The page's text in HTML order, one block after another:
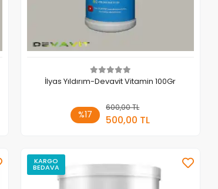
İlyas Yıldırım-Devavit Vitamin 100Gr
%17
600,00 TL
500,00 TL
Sepete Ekle
KARGO
BEDAVA